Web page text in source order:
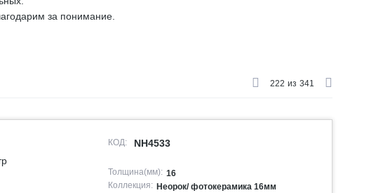
за понимание.
222 из 341
КОД: NH4533
Толщина(мм): 16
Коллекция: Неорок/ фотокерамика 16мм